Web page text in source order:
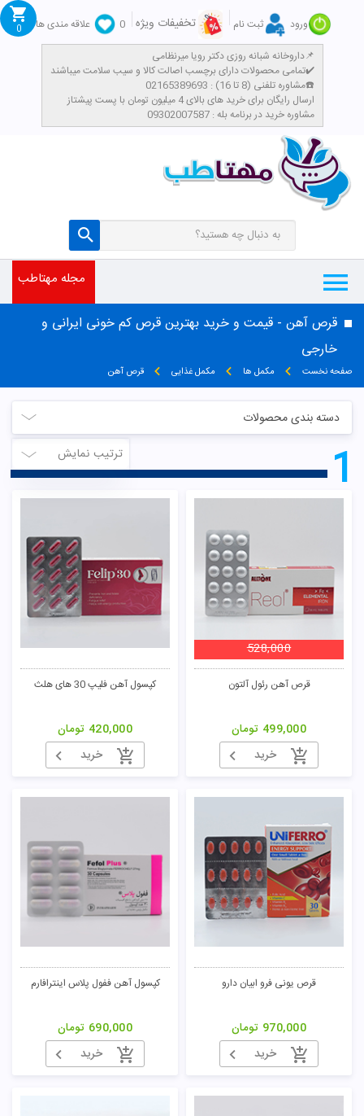
ورود ثبت نام تخفیفات ویژه 0
علاقه مندی ها
داروخانه شبانه روزی دکتر رویا میرنظامی📌
تمامی محصولات دارای برچسب اصالت کالا و سیب سلامت میباشند✔️
مشاوره تلفنی (8 تا 16) : 02165389693☎️
​ارسال رایگان برای خرید های بالای 4 میلیون تومان با پست پیشتاز
مشاوره خرید در برنامه بله : 09302007587
0
مجله مهتاطب
قرص آهن - قیمت و خرید بهترین قرص کم خونی ایرانی و
خارجی
صفحه نخست مکمل ها مکمل غذایی قرص آهن
دسته بندی محصولات
ترتیب نمایش
1
قرص آهن رئول آلتون
528,000
499,000 تومان
خرید
کپسول آهن فلیپ 30 های هلث
420,000 تومان
خرید
قرص یونی فرو ابیان دارو
970,000 تومان
خرید
کپسول آهن ففول پلاس اینترافارم
690,000 تومان
خرید